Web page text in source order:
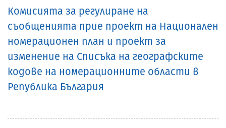
Комисията за регулиране на
съобщенията прие проект на Национален
номерационен план и проект за
изменение на Списъка на географските
кодове на номерационните области в
Република България